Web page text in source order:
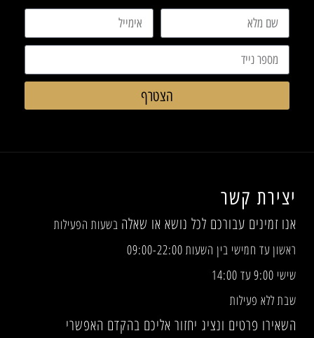
הצטרף
יצירת קשר
אנו זמינים עבורכם לכל נושא או שאלה בשעות הפעילות
ראשון עד חמישי בין השעות 09:00-22:00
שישי 9:00 עד 14:00
שבת ללא פעילות
השאירו פרטים ונציג יחזור אליכם בהקדם האפשרי